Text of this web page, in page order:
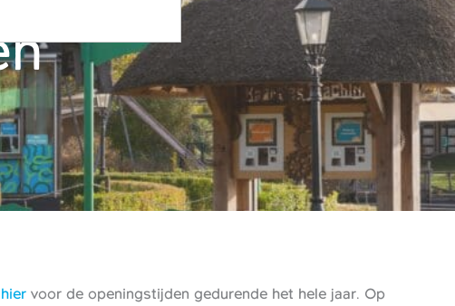
voor de openingstijden gedurende het hele jaar. Op